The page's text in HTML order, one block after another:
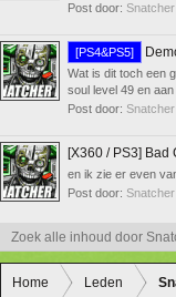
Post door: Snatcher
[PS4&PS5]
Wat is dit toch een
soul level 49 en
Post door: Snatcher
[X360 / PS3]
en ik zie er even
Post door: Snatcher
Zoek alle inhoud door
Home Leden